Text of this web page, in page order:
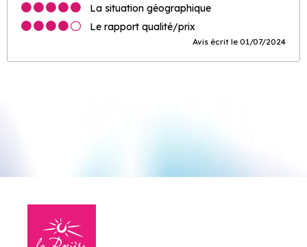
La situation géographique
Le rapport qualité/prix
Avis écrit le 01/07/2024